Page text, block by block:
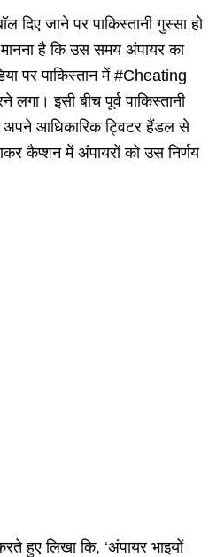
दिए जाने पर पाकिस्तानी गुस्सा हो
है कि उस समय अंपायर का
पर पाकिस्तान में #Cheating
इसी बीच पूर्व पाकिस्तानी
अपने आधिकारिक ट्विटर हैंडल से
कैप्शन में अंपायरों को उस निर्णय
हुए लिखा कि, ‘अंपायर भाइयों